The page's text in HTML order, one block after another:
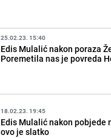
25.02.23. 15:40
Edis Mulalić nakon poraza
Poremetila nas je povreda
18.02.23. 19:45
Edis Mulalić nakon pobjede
ovo je slatko